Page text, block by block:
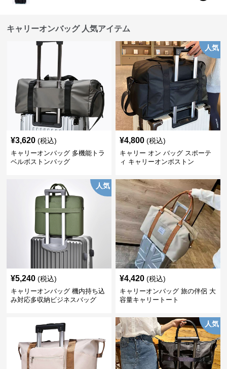
キャリーオンバッグ 人気アイテム
¥3,620 (税込)
キャリーオンバッグ 多機能トラ
ベルボストンバッグ
人気
¥4,800 (税込)
キャリー オン バッグ スポーテ
ィ キャリーオンボストン
人気
¥5,240 (税込)
キャリーオンバッグ 機内持ち込
み対応多収納ビジネスバッグ
¥4,420 (税込)
キャリーオンバッグ 旅の伴侶 大
容量キャリートート
人気